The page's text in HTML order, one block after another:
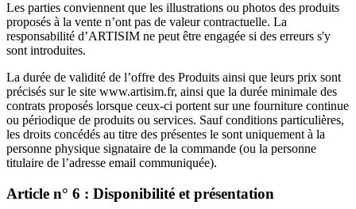
Les parties conviennent que les illustrations ou photos des produits
proposés à la vente n’ont pas de valeur contractuelle. La
responsabilité d’ARTISIM ne peut être engagée si des erreurs s'y
sont introduites.
La durée de validité de l’offre des Produits ainsi que leurs prix sont
précisés sur le site www.artisim.fr, ainsi que la durée minimale des
contrats proposés lorsque ceux-ci portent sur une fourniture continue
ou périodique de produits ou services. Sauf conditions particulières,
les droits concédés au titre des présentes le sont uniquement à la
personne physique signataire de la commande (ou la personne
titulaire de l’adresse email communiquée).
Article n° 6 : Disponibilité et présentation